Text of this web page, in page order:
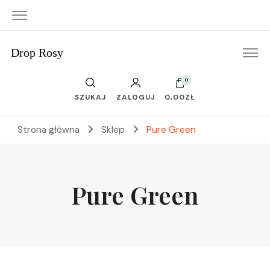
Drop Rosy
SZUKAJ ZALOGUJ
0
0,00ZŁ
Strona główna Sklep Pure Green
Pure Green